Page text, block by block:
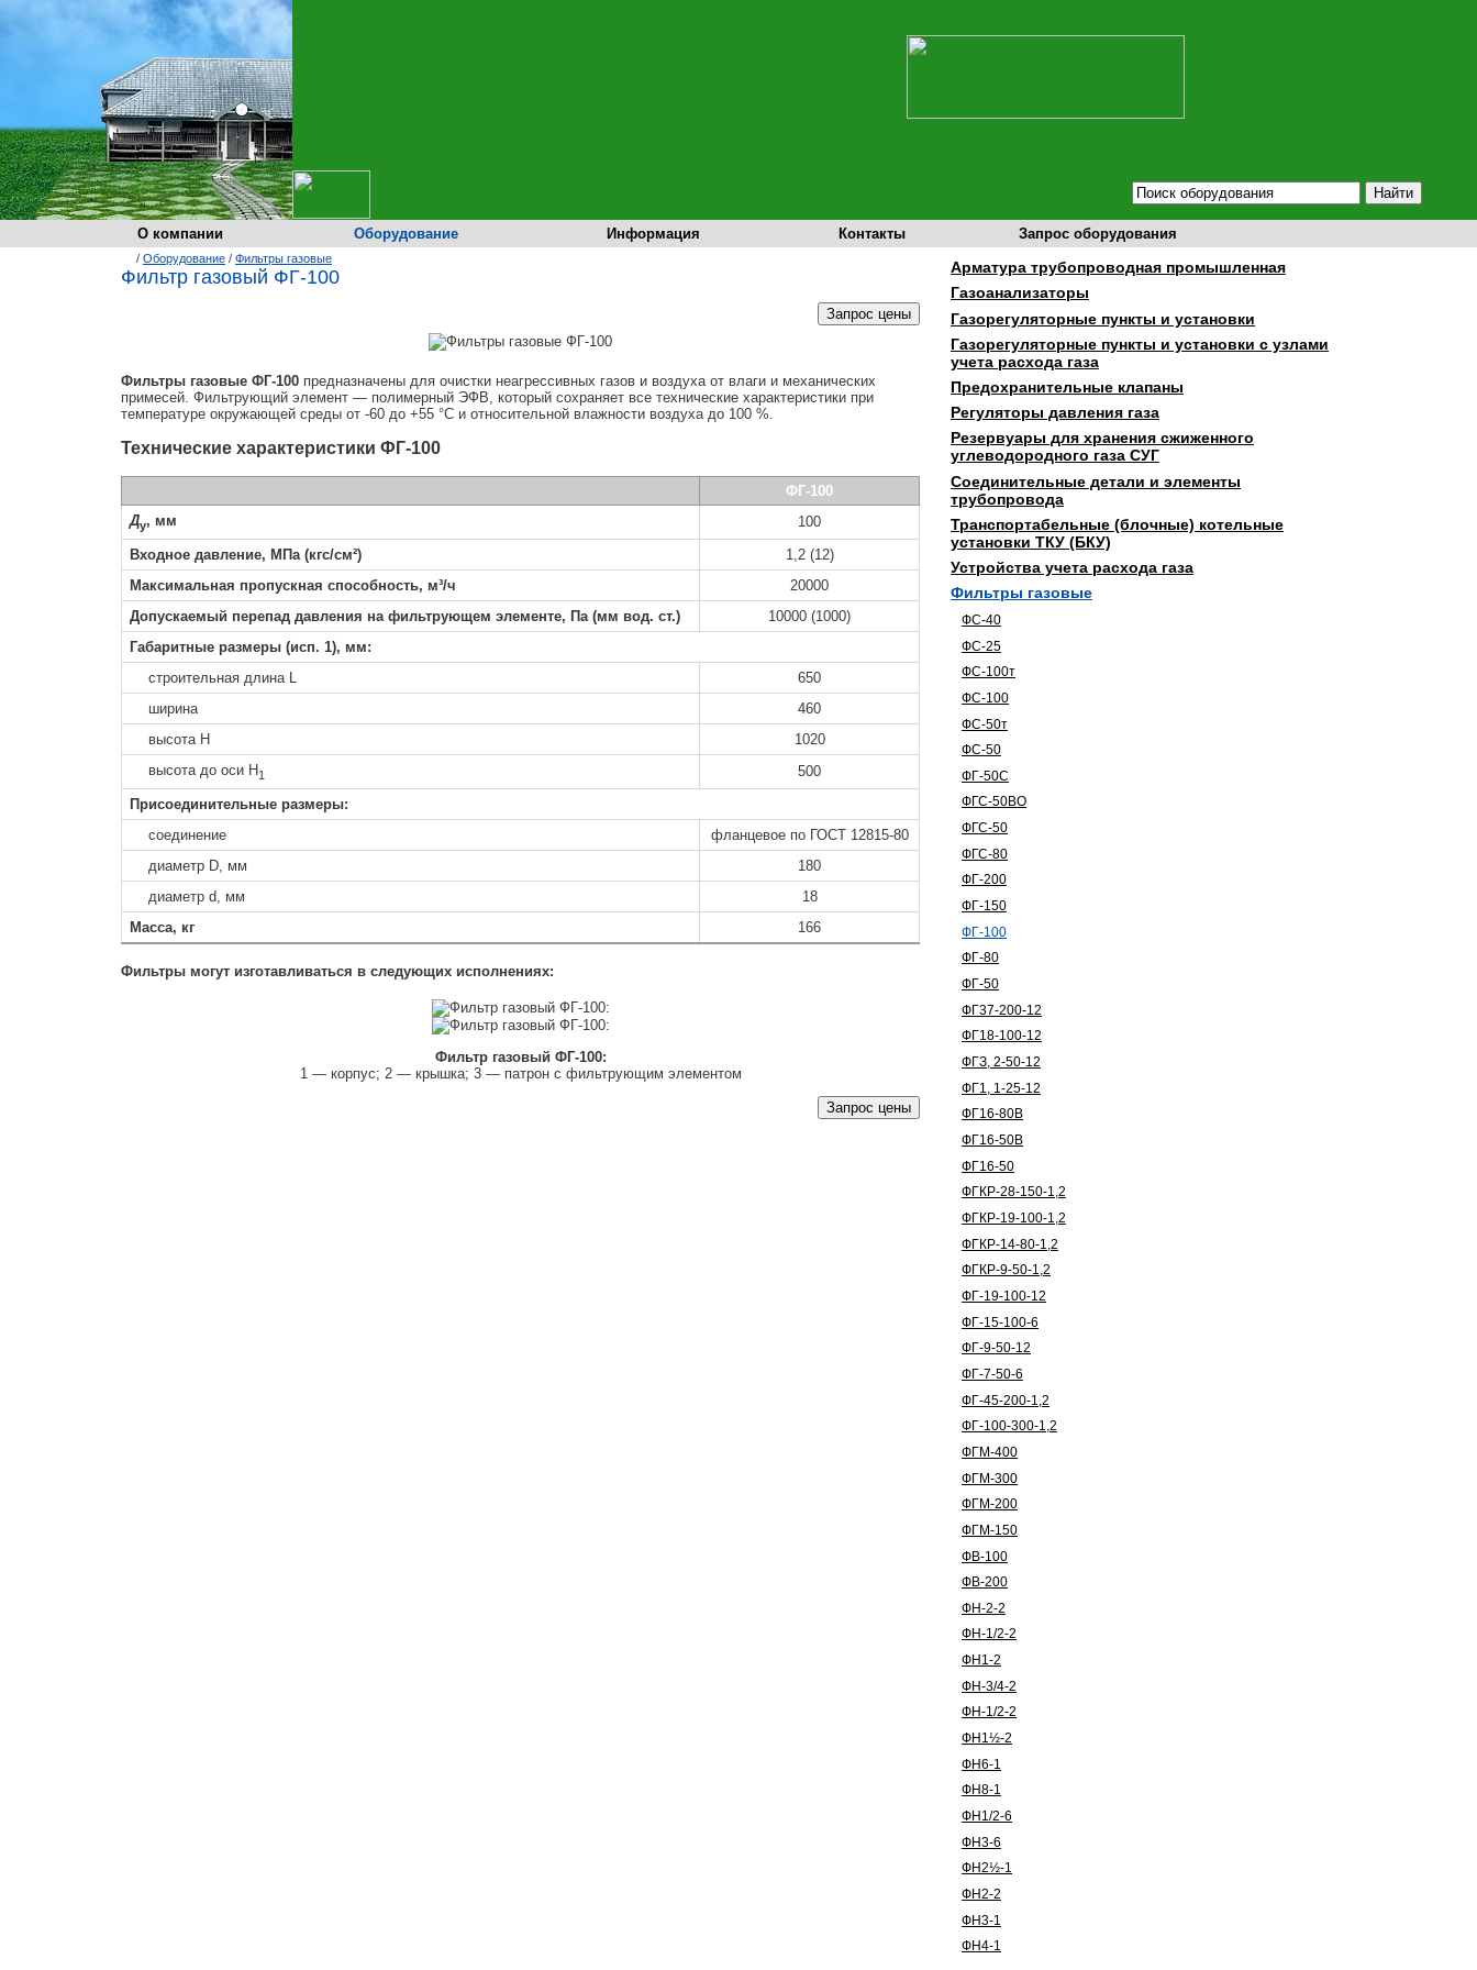
О компании Оборудование Информация Контакты Запрос оборудования
/ Оборудование / Фильтры газовые
Фильтр газовый ФГ-100
Фильтры газовые ФГ-100 предназначены для очистки неагрессивных газов и воздуха от влаги и механических
примесей. Фильтрующий элемент — полимерный ЭФВ, который сохраняет все технические характеристики при
температуре окружающей среды от -60 до +55 °С и относительной влажности воздуха до 100 %.
Технические характеристики ФГ-100
ФГ-100
Ду, мм
100
Входное давление, МПа (кгс/см²)
1,2 (12)
Максимальная пропускная способность, м³/ч
20000
Допускаемый перепад давления на фильтрующем элементе, Па (мм вод. ст.)
10000 (1000)
Габаритные размеры (исп. 1), мм:
строительная длина L
650
ширина
460
высота H
1020
высота до оси H1
500
Присоединительные размеры:
соединение
фланцевое по ГОСТ 12815-80
диаметр D, мм
180
диаметр d, мм
18
Масса, кг
166
Фильтры могут изготавливаться в следующих исполнениях:
Фильтр газовый ФГ-100:
1 — корпус; 2 — крышка; 3 — патрон с фильтрующим элементом
Арматура трубопроводная промышленная
Газоанализаторы
Газорегуляторные пункты и установки
Газорегуляторные пункты и установки с узлами
учета расхода газа
Предохранительные клапаны
Регуляторы давления газа
Резервуары для хранения сжиженного
углеводородного газа СУГ
Соединительные детали и элементы
трубопровода
Транспортабельные (блочные) котельные
установки ТКУ (БКУ)
Устройства учета расхода газа
Фильтры газовые
ФС-40
ФС-25
ФС-100т
ФС-100
ФС-50т
ФС-50
ФГ-50С
ФГС-50ВО
ФГС-50
ФГС-80
ФГ-200
ФГ-150
ФГ-100
ФГ-80
ФГ-50
ФГ37-200-12
ФГ18-100-12
ФГЗ, 2-50-12
ФГ1, 1-25-12
ФГ16-80В
ФГ16-50В
ФГ16-50
ФГКР-28-150-1,2
ФГКР-19-100-1,2
ФГКР-14-80-1,2
ФГКР-9-50-1,2
ФГ-19-100-12
ФГ-15-100-6
ФГ-9-50-12
ФГ-7-50-6
ФГ-45-200-1,2
ФГ-100-300-1,2
ФГМ-400
ФГМ-300
ФГМ-200
ФГМ-150
ФВ-100
ФВ-200
ФН-2-2
ФН-1/2-2
ФН1-2
ФН-3/4-2
ФН-1/2-2
ФН1½-2
ФН6-1
ФН8-1
ФН1/2-6
ФН3-6
ФН2½-1
ФН2-2
ФН3-1
ФН4-1